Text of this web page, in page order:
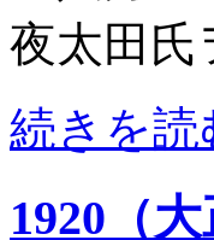
夜太田
続きを読
1920（